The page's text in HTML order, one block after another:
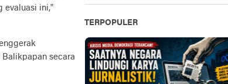
evaluasi ini,”
secara
TERPOPULER